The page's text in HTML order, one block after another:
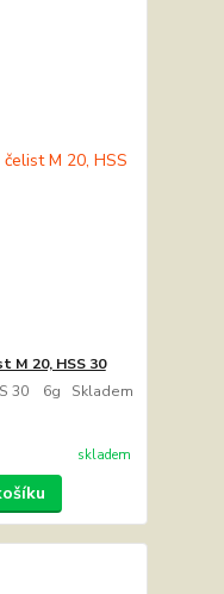
M 20, HSS 30
30 6g Skladem
skladem